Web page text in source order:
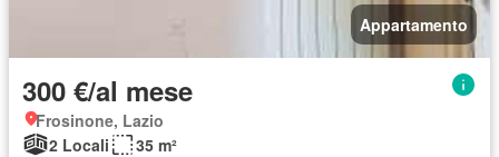
Appartamento
300 €/al mese
Frosinone, Lazio
2 Locali
35 m²